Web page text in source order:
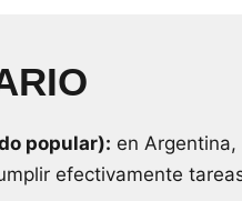
popular): en
efectivamente